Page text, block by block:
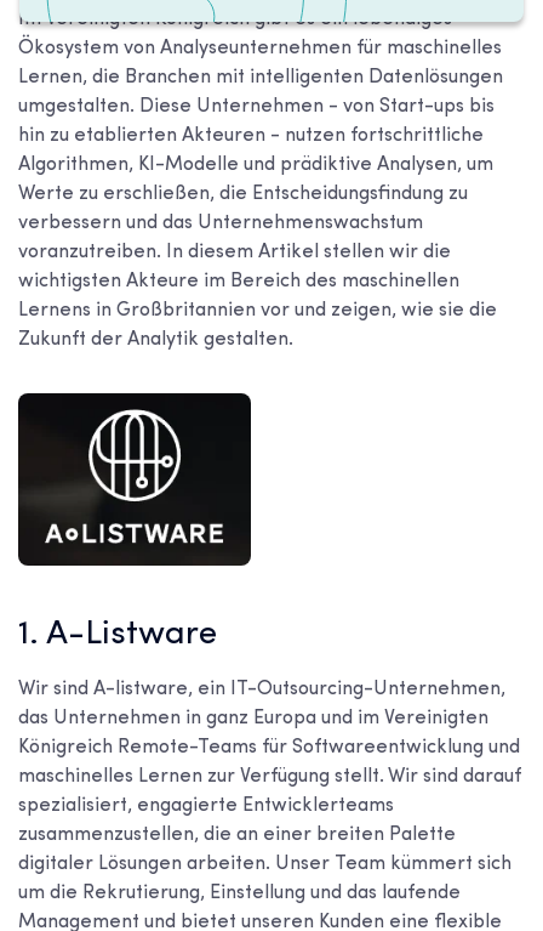
Im Vereinigten Königreich gibt es ein lebendiges
Ökosystem von Analyseunternehmen für maschinelles
Lernen, die Branchen mit intelligenten Datenlösungen
umgestalten. Diese Unternehmen - von Start-ups bis
hin zu etablierten Akteuren - nutzen fortschrittliche
Algorithmen, KI-Modelle und prädiktive Analysen, um
Werte zu erschließen, die Entscheidungsfindung zu
verbessern und das Unternehmenswachstum
voranzutreiben. In diesem Artikel stellen wir die
wichtigsten Akteure im Bereich des maschinellen
Lernens in Großbritannien vor und zeigen, wie sie die
Zukunft der Analytik gestalten.
1. A-Listware
Wir sind A-listware, ein IT-Outsourcing-Unternehmen,
das Unternehmen in ganz Europa und im Vereinigten
Königreich Remote-Teams für Softwareentwicklung und
maschinelles Lernen zur Verfügung stellt. Wir sind darauf
spezialisiert, engagierte Entwicklerteams
zusammenzustellen, die an einer breiten Palette
digitaler Lösungen arbeiten. Unser Team kümmert sich
um die Rekrutierung, Einstellung und das laufende
Management und bietet unseren Kunden eine flexible